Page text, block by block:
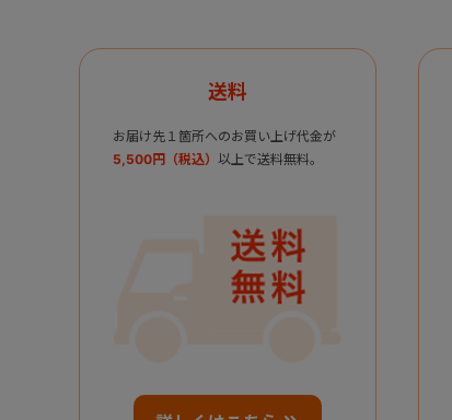
送料
お届け先１箇所へのお買い上げ代金が
5,500円（税込） 以上で送料無料。